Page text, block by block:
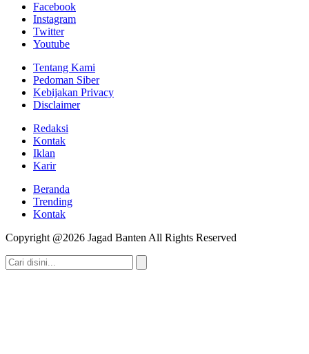
Facebook
Instagram
Twitter
Youtube
Tentang Kami
Pedoman Siber
Kebijakan Privacy
Disclaimer
Redaksi
Kontak
Iklan
Karir
Beranda
Trending
Kontak
Copyright @2026 Jagad Banten All Rights Reserved